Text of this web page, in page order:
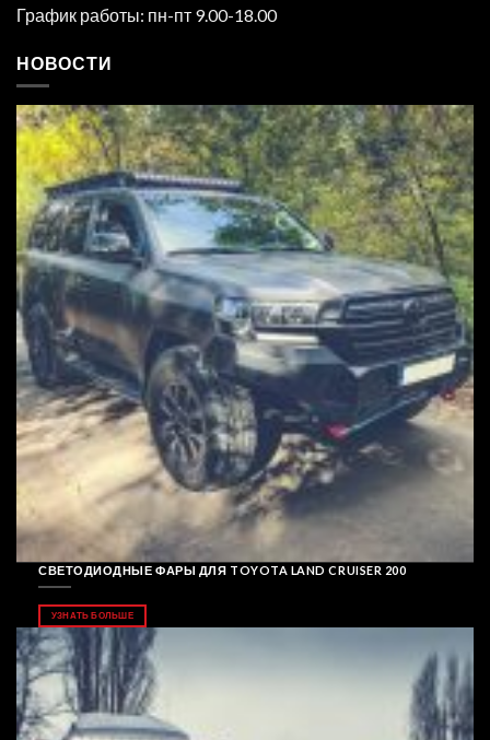
График работы: пн-пт 9.00-18.00
НОВОСТИ
СВЕТОДИОДНЫЕ ФАРЫ ДЛЯ TOYOTA LAND CRUISER 200
УЗНАТЬ БОЛЬШЕ